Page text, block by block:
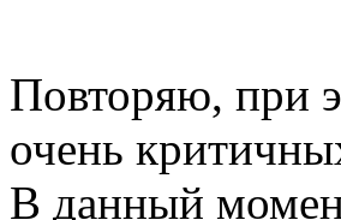
Повторяю, при
очень
В данный